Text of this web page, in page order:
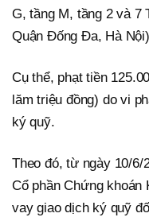
G, tầng M, tầng 2 và 7
Quận Đống Đa, Hà
Cụ thể, phạt tiền
lăm triệu đồng) do vi
ký quỹ.
Theo đó, từ ngày 10/6/
Cổ phần Chứng khoán
vay giao dịch ký quỹ